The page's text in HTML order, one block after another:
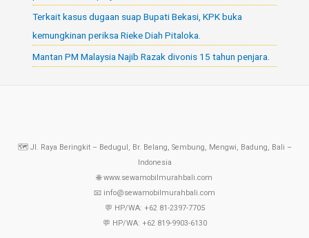
Terkait kasus dugaan suap Bupati Bekasi, KPK buka
kemungkinan periksa Rieke Diah Pitaloka.
Mantan PM Malaysia Najib Razak divonis 15 tahun penjara.
🗺️ Jl. Raya Beringkit – Bedugul, Br. Belang, Sembung, Mengwi, Badung, Bali –
Indonesia
🌐 www.sewamobilmurahbali.com
📧 info@sewamobilmurahbali.com
💬 HP/WA: +62 81-2397-7705
💬 HP/WA: +62 819-9903-6130